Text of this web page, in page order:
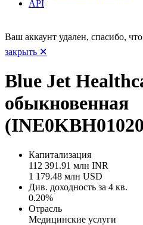
API
Ваш аккаунт удален, спасибо,
закрыть ✕
Blue Jet
обыкновенная
Капитализация
112 391.91 млн INR
1 179.48 млн USD
Див. доходность за 4 кв.
0.20%
Отрасль
Медицинские услуги